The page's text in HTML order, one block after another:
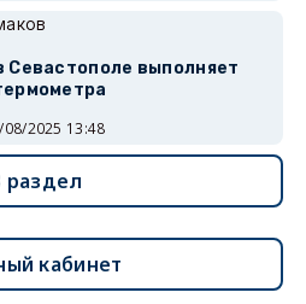
Севастополе выполняет
08/2025 13:48
раздел
кабинет